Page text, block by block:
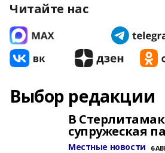
Читайте нас
Выбор редакции
В
супружеская
Местные новости 6